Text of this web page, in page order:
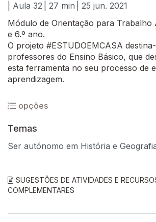
| Aula 32
| 27 min
| 25 jun. 2021
Módulo de Orientação para Trabalho
e 6.º ano.
O projeto #ESTUDOEMCASA
professores do Ensino Básico, que
esta ferramenta no seu processo de
aprendizagem.
opções
Temas
Ser autónomo em História e
SUGESTÕES DE ATIVIDADES E
COMPLEMENTARES